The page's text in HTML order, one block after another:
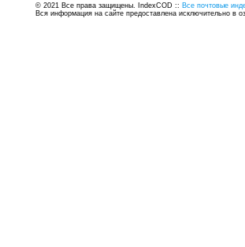
© 2021 Все права защищены. IndexCOD :: Все почтовые
Вся информация на сайте предоставлена исключительно в